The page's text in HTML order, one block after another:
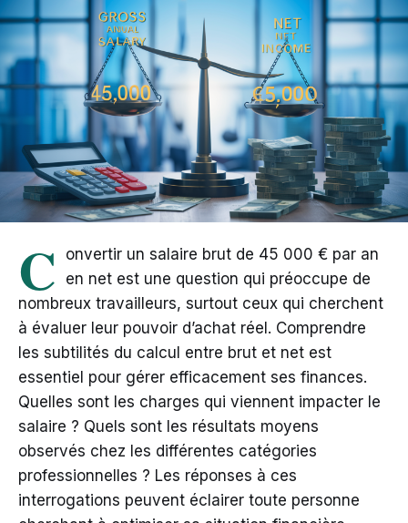
C
onvertir un salaire brut de 45 000 € par an
en net est une question qui préoccupe de
nombreux travailleurs, surtout ceux qui cherchent
à évaluer leur pouvoir d’achat réel. Comprendre
les subtilités du calcul entre brut et net est
essentiel pour gérer efficacement ses finances.
Quelles sont les charges qui viennent impacter le
salaire ? Quels sont les résultats moyens
observés chez les différentes catégories
professionnelles ? Les réponses à ces
interrogations peuvent éclairer toute personne